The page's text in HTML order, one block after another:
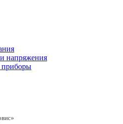
напряжения
приборы